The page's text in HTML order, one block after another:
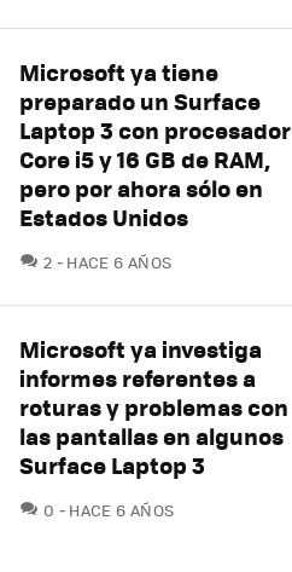
Microsoft ya tiene
preparado un Surface
Laptop 3 con procesador
Core i5 y 16 GB de RAM,
pero por ahora sólo en
Estados Unidos
2 COMENTARIOS
HACE 6 AÑOS
Microsoft ya investiga
informes referentes a
roturas y problemas con
las pantallas en algunos
Surface Laptop 3
0 COMENTARIOS
HACE 6 AÑOS